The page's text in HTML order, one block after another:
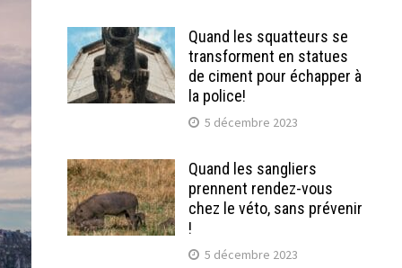
Quand les squatteurs se
transforment en statues
de ciment pour échapper à
la police!
5 décembre 2023
Quand les sangliers
prennent rendez-vous
chez le véto, sans prévenir
!
5 décembre 2023